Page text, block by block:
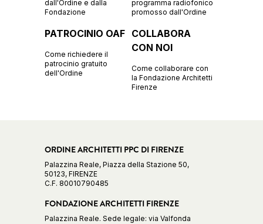
dall'Ordine e dalla
Fondazione
programma radiofonico
promosso dall'Ordine
PATROCINIO OAF
Come richiedere il
patrocinio gratuito
dell'Ordine
COLLABORA
CON NOI
Come collaborare con
la Fondazione Architetti
Firenze
ORDINE ARCHITETTI PPC DI FIRENZE
Palazzina Reale, Piazza della Stazione 50,
50123, FIRENZE
C.F. 80010790485
FONDAZIONE ARCHITETTI FIRENZE
Palazzina Reale. Sede legale: via Valfonda